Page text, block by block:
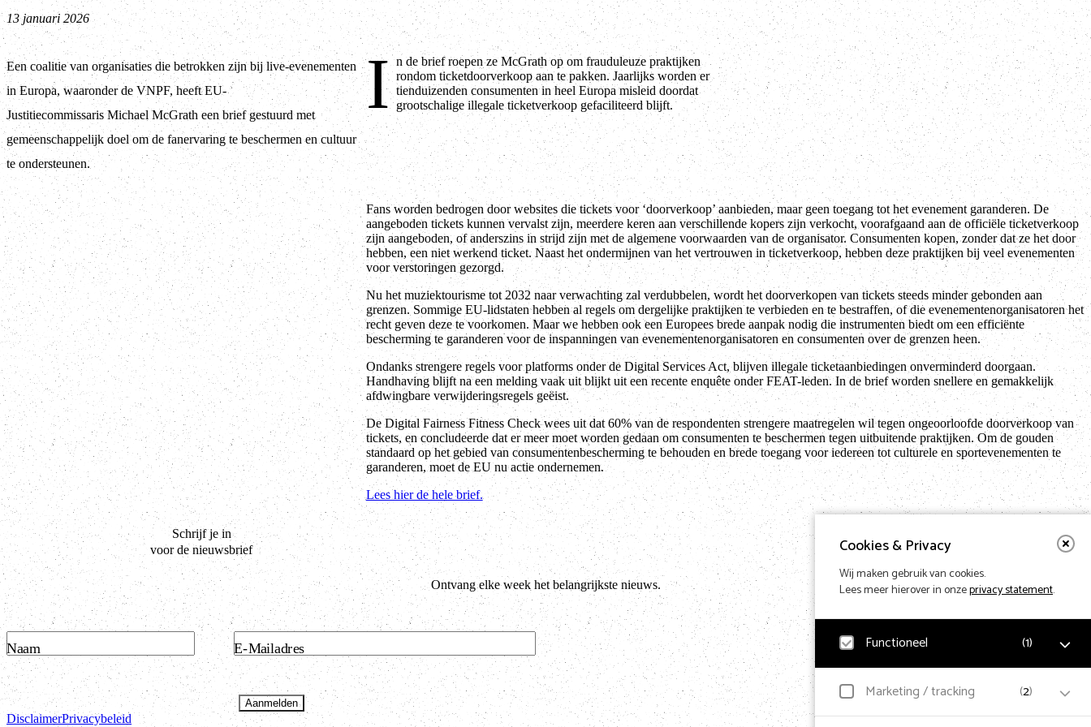
Cookies & Privacy
Wij maken gebruik van cookies.
Lees meer hierover in onzeprivacy statement.
Functioneel (1)
Noodzakelijk
onthouden van voorkeuren worden functionele cookies
Marketing / tracking (2)
13 januari 2026
Een coalitie van organisaties die betrokken zijn bij live-evenementen
in Europa, waaronder de VNPF, heeft EU-
Justitiecommissaris Michael McGrath een brief gestuurd met
gemeenschappelijk doel om de fanervaring te beschermen en cultuur
te ondersteunen.
I n de brief roepen ze McGrath op om frauduleuze praktijken
rondom ticketdoorverkoop aan te pakken. Jaarlijks worden er
tienduizenden consumenten in heel Europa misleid doordat
grootschalige illegale ticketverkoop gefaciliteerd blijft.
Fans worden bedrogen door websites die tickets voor ‘doorverkoop’ aanbieden, maar geen toegang tot het evenement garanderen. De
aangeboden tickets kunnen vervalst zijn, meerdere keren aan verschillende kopers zijn verkocht, voorafgaand aan de officiële ticketverkoop
zijn aangeboden, of anderszins in strijd zijn met de algemene voorwaarden van de organisator. Consumenten kopen, zonder dat ze het door
hebben, een niet werkend ticket. Naast het ondermijnen van het vertrouwen in ticketverkoop, hebben deze praktijken bij veel evenementen
voor verstoringen gezorgd.
Nu het muziektourisme tot 2032 naar verwachting zal verdubbelen, wordt het doorverkopen van tickets steeds minder gebonden aan
grenzen. Sommige EU-lidstaten hebben al regels om dergelijke praktijken te verbieden en te bestraffen, of die evenementenorganisatoren het
recht geven deze te voorkomen. Maar we hebben ook een Europees brede aanpak nodig die instrumenten biedt om een efficiënte
bescherming te garanderen voor de inspanningen van evenementenorganisatoren en consumenten over de grenzen heen.
Ondanks strengere regels voor platforms onder de Digital Services Act, blijven illegale ticketaanbiedingen onverminderd doorgaan.
Handhaving blijft na een melding vaak uit blijkt uit een recente enquête onder FEAT-leden. In de brief worden snellere en gemakkelijk
afdwingbare verwijderingsregels geëist.
De Digital Fairness Fitness Check wees uit dat 60% van de respondenten strengere maatregelen wil tegen ongeoorloofde doorverkoop van
tickets, en concludeerde dat er meer moet worden gedaan om consumenten te beschermen tegen uitbuitende praktijken. Om de gouden
standaard op het gebied van consumentenbescherming te behouden en brede toegang voor iedereen tot culturele en sportevenementen te
garanderen, moet de EU nu actie ondernemen.
Lees hier de hele brief.
Schrijf je in
voor de nieuwsbrief
Ontvang elke week het belangrijkste nieuws.
Naam E-Mailadres
Aanmelden
DisclaimerPrivacybeleid Terug naar